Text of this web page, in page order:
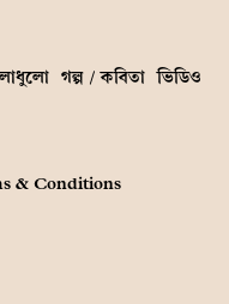
গল্প / কবিতা ভিডিও
& Conditions